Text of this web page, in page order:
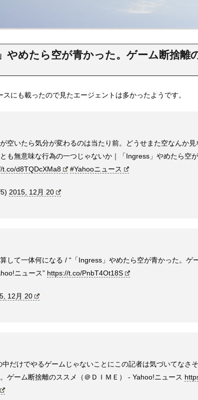
やめたら空が青かった。ゲーム断捨離
スにも載ったので見たエージェントは多かったようです。
空いたら気分が変わるのは当たり前。どうせまた空なんか見
も無意味な行為の一つじゃないか｜「Ingress」やめたら空
t.co/d8TQDcXMa8 #Yahooニュース
2015, 12月 20
して一体何になる / “「Ingress」やめたら空が青かった。ゲ
ニュース” https://t.co/PnbT4Ot18S
12月 20
だけでやるゲームじゃないことにこの記者は気づいてなさ
ゲーム断捨離のススメ（＠ＤＩＭＥ） - Yahoo!ニュース